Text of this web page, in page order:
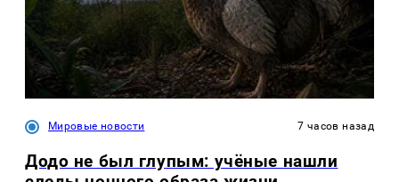
Мировые новости 7 часов назад
Додо не был глупым: учёные нашли